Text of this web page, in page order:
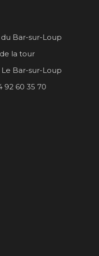
du Bar-sur-Loup
la tour
Le Bar-sur-Loup
92 60 35 70